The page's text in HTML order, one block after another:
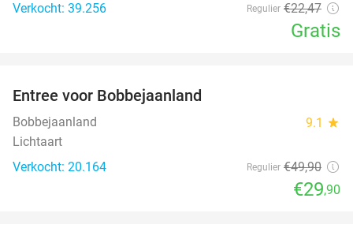
Verkocht: 39.256 Regulier €22,47
Gratis
Entree voor Bobbejaanland
Bobbejaanland 9.1 star
Lichtaart
Verkocht: 20.164
Regulier €49,90
€29,90